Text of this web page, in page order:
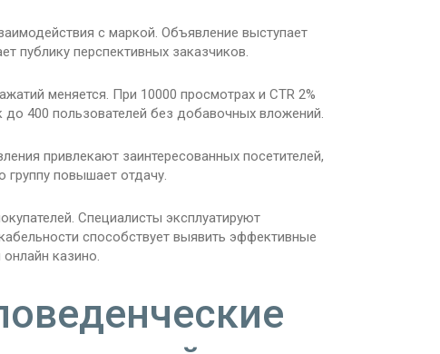
с маркой. Объявление выступает
публику перспективных заказчиков.
меняется. При 10000 просмотрах и CTR 2%
до 400 пользователей без добавочных вложений.
привлекают заинтересованных посетителей,
повышает отдачу.
Специалисты эксплуатируют
способствует выявить эффективные
казино.